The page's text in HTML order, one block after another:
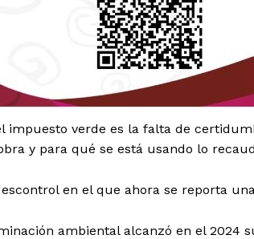
Luces
Del Siglo
impuesto verde es la falta de
y para qué se está usando lo
en el que ahora se reporta
ambiental alcanzó en el 2024